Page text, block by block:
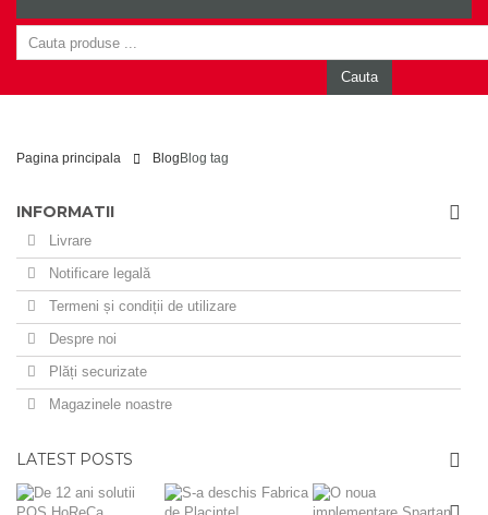
Cauta
Pagina principala Blog Blog tag
INFORMATII
Livrare
Notificare legală
Termeni și condiții de utilizare
Despre noi
Plăți securizate
Magazinele noastre
LATEST POSTS